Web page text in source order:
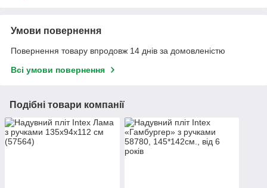
Умови повернення
Повернення товару впродовж 14 днів за домовленістю
Всі умови повернення
Подібні товари компанії